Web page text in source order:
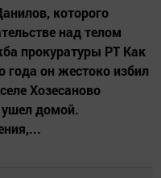
которого
над телом
прокуратуры РТ Как
года он жестоко избил
Хозесаново
ушел домой.